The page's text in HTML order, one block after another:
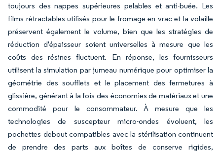
toujours des nappes supérieures pelables et anti-buée. Les
films rétractables utilisés pour le fromage en vrac et la volaille
préservent également le volume, bien que les stratégies de
réduction d'épaisseur soient universelles à mesure que les
coûts des résines fluctuent. En réponse, les fournisseurs
utilisent la simulation par jumeau numérique pour optimiser la
géométrie des soufflets et le placement des fermetures à
glissière, générant à la fois des économies de matériaux et une
commodité pour le consommateur. À mesure que les
technologies de suscepteur micro-ondes évoluent, les
pochettes debout compatibles avec la stérilisation continuent
de prendre des parts aux boîtes de conserve rigides,